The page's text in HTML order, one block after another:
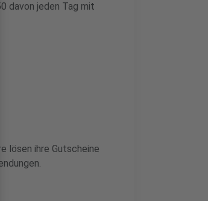
davon jeden Tag mit
lösen ihre Gutscheine